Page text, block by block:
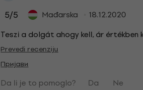
5/5 Mađarska
18.12.2020
Teszi a dolgát ahogy kell, ár értékben
Prevedi recenziju
Пријави
Da li je to pomoglo? Da Ne